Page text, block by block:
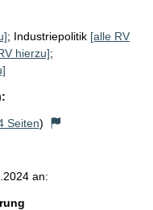
; Industriepolitik [alle RV
hierzu];
Seiten)
an: